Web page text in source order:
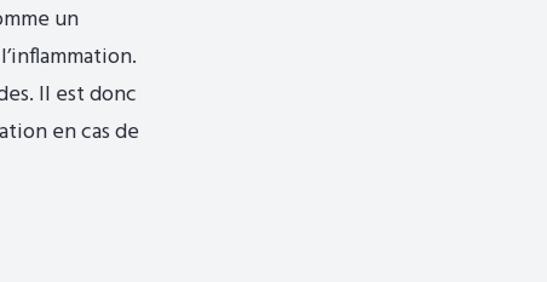
un
Il est donc
en cas de